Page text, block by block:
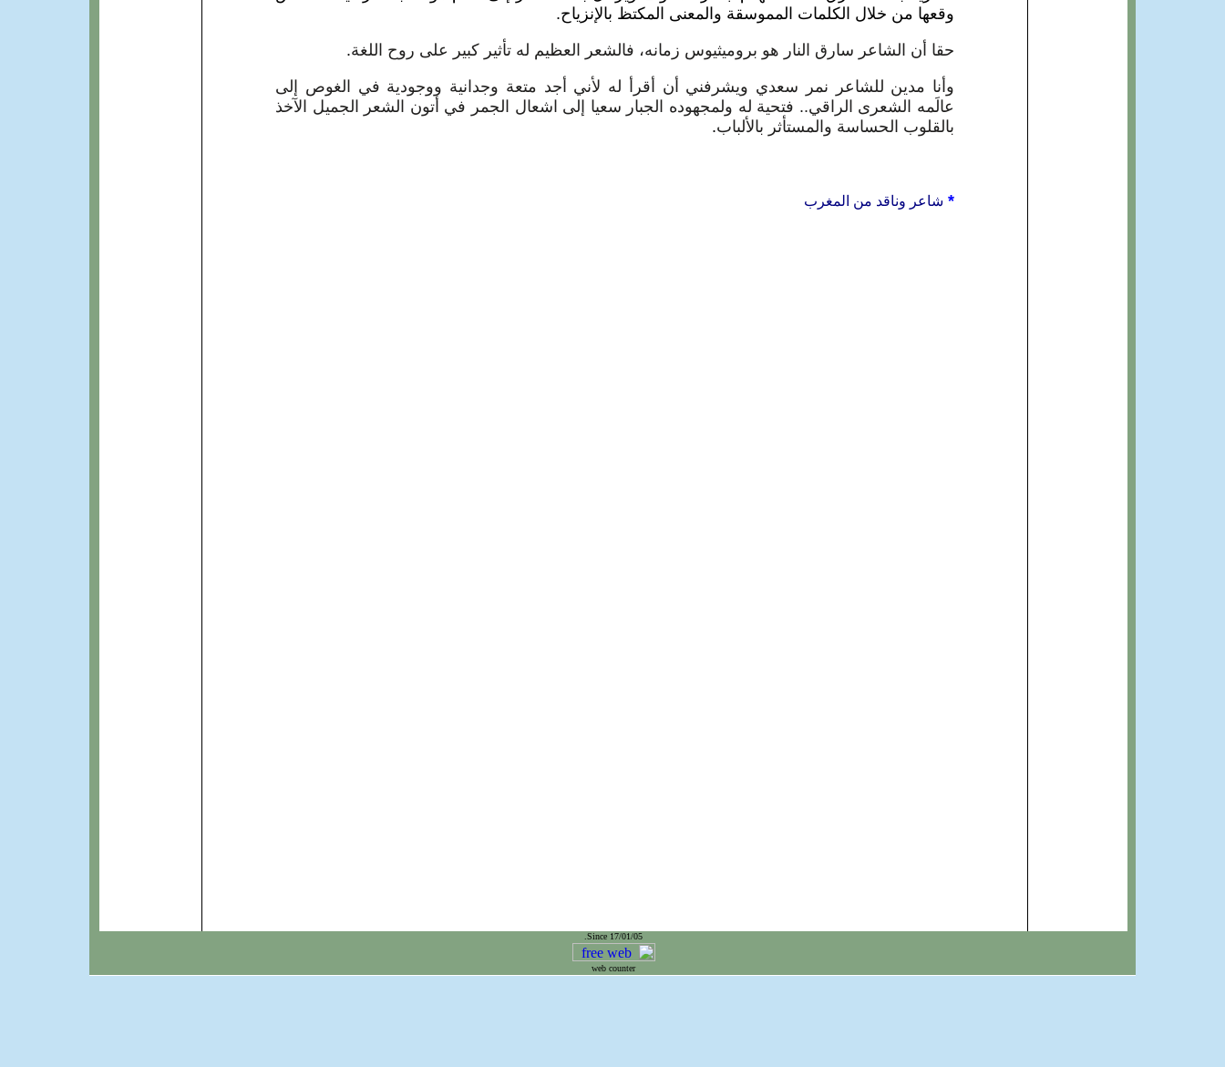
وقعها من خلال الكلمات المموسقة والمعنى المكتظ بالإنزياح.
حقا أن الشاعر سارق النار هو بروميثيوس زمانه، فالشعر العظيم له تأثير كبير على روح اللغة.
وأنا مدين للشاعر نمر سعدي ويشرفني أن أقرأ له لأني أجد متعة وجدانية ووجودية في الغوص إلى
عالَمه الشعرى الراقي.. فتحية له ولمجهوده الجبار سعيا إلى اشعال الجمر في أتون الشعر الجميل الآخذ
بالقلوب الحساسة والمستأثر بالألباب.
* شاعر وناقد من المغرب
web counter